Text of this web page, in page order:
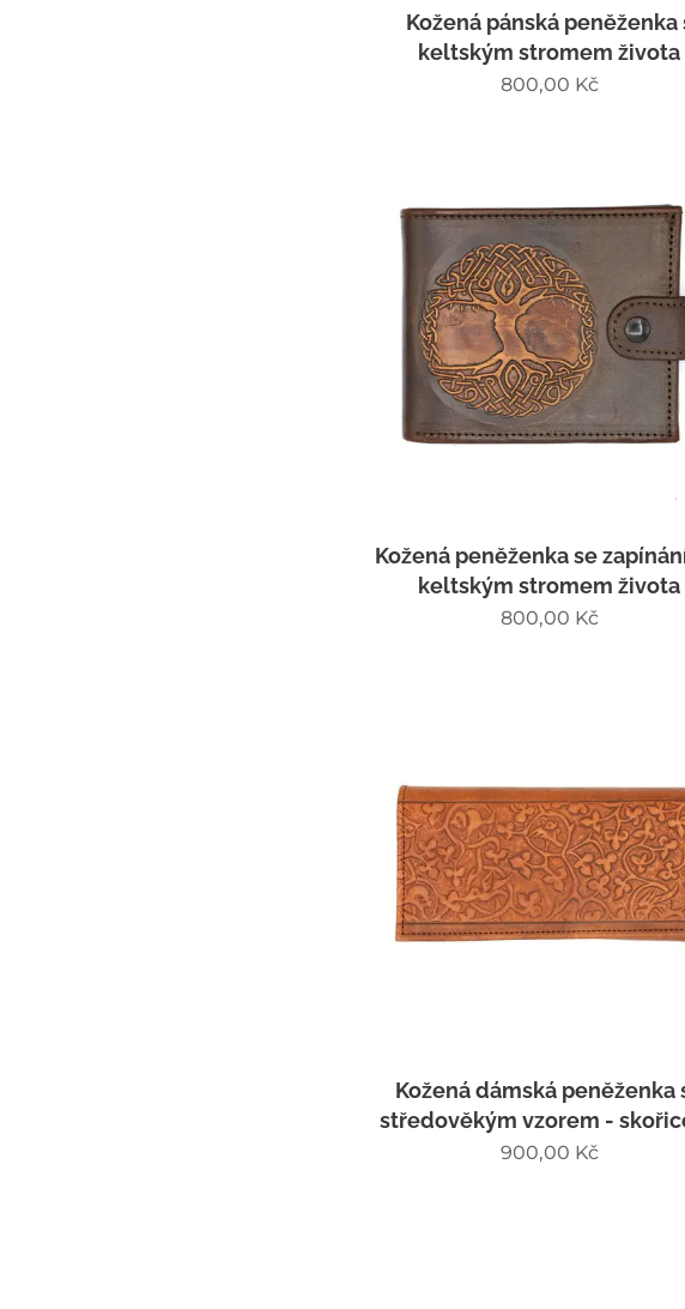
Kožená pánská peněženka
keltským stromem života
800,00 Kč
Kožená peněženka se
keltským stromem života
800,00 Kč
Kožená dámská peněženka
středověkým vzorem -
900,00 Kč